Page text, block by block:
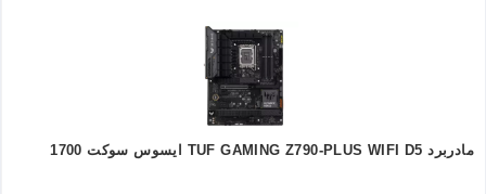
مادربرد TUF GAMING Z790-PLUS WIFI D5 ایسوس سوکت 1700